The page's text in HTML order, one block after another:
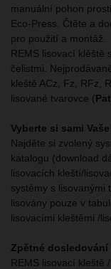
manuální pohon
Eco-Press. Čtěte a
pro použití a montáž.
REMS lisovací klěště
čelistmi.
kleště ACz, Fz, RFz,
lisované tvarovce (
Vyberte si sami
Najděte si zvolený
katalogu (download
lisovacích kleští/
systémy s lisovanými
lisovány pouze v
lisovacími kleštěmi /
Zpětné dosledování
REMS lisovací kleště